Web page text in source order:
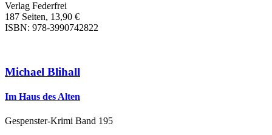
Verlag Federfrei
187 Seiten, 13,90 €
ISBN: 978-3990742822
Michael Blihall
Im Haus des Alten
Gespenster-Krimi Band 195